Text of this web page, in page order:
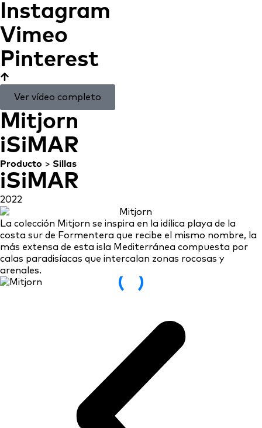
Instagram
Vimeo
Pinterest
Ver vídeo completo
Mitjorn
iSiMAR
Producto > Sillas
iSiMAR
2022
La colección Mitjorn se inspira en la idílica playa de la
costa sur de Formentera que recibe el mismo nombre, la
más extensa de esta isla Mediterránea compuesta por
calas paradisíacas que intercalan zonas rocosas y
arenales.